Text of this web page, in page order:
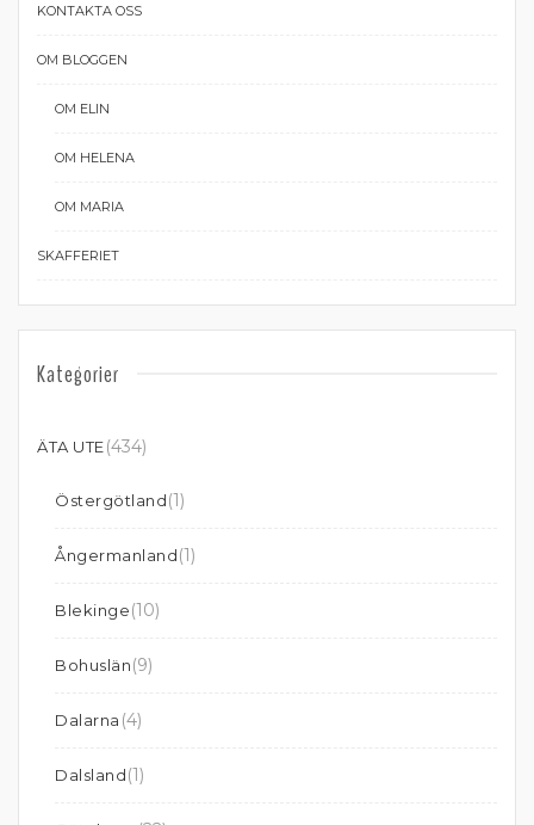
KONTAKTA OSS
OM BLOGGEN
OM ELIN
OM HELENA
OM MARIA
SKAFFERIET
Kategorier
ÄTA UTE(434)
Östergötland(1)
Ångermanland(1)
Blekinge(10)
Bohuslän(9)
Dalarna (4)
Dalsland(1)